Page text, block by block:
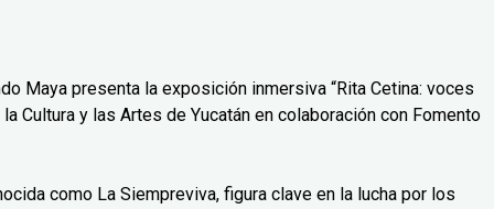
Maya presenta la exposición inmersiva “Rita Cetina: voces
Cultura y las Artes de Yucatán en colaboración con Fomento
como La Siempreviva, figura clave en la lucha por los